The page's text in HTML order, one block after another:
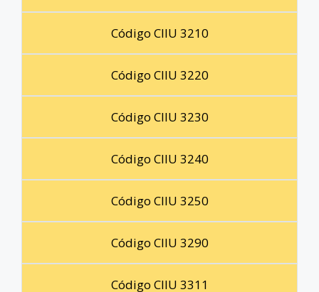
Código CIIU 3210
Código CIIU 3220
Código CIIU 3230
Código CIIU 3240
Código CIIU 3250
Código CIIU 3290
Código CIIU 3311